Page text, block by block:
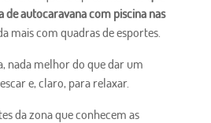
de autocaravana com piscina nas
mais com quadras de esportes.
nada melhor do que dar um
e, claro, para relaxar.
da zona que conhecem as